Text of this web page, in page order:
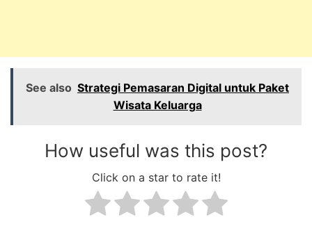
See also Strategi Pemasaran Digital untuk Paket
Wisata Keluarga
How useful was this post?
Click on a star to rate it!